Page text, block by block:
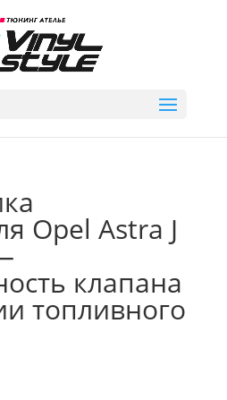
Opel Astra J
клапана
топливного